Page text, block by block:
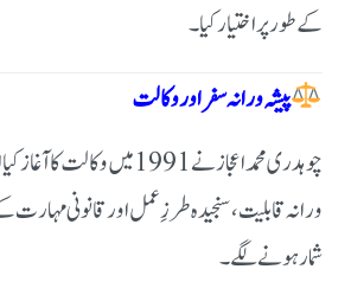
کے طور پر اختیار کیا۔
پیشہ ورانہ سفر اور وکالت
چوہدری محمد اعجاز نے 1991 میں
ورانہ قابلیت، سنجیدہ طرزِ عمل اور قانونی مہارت
شمار ہونے لگے۔